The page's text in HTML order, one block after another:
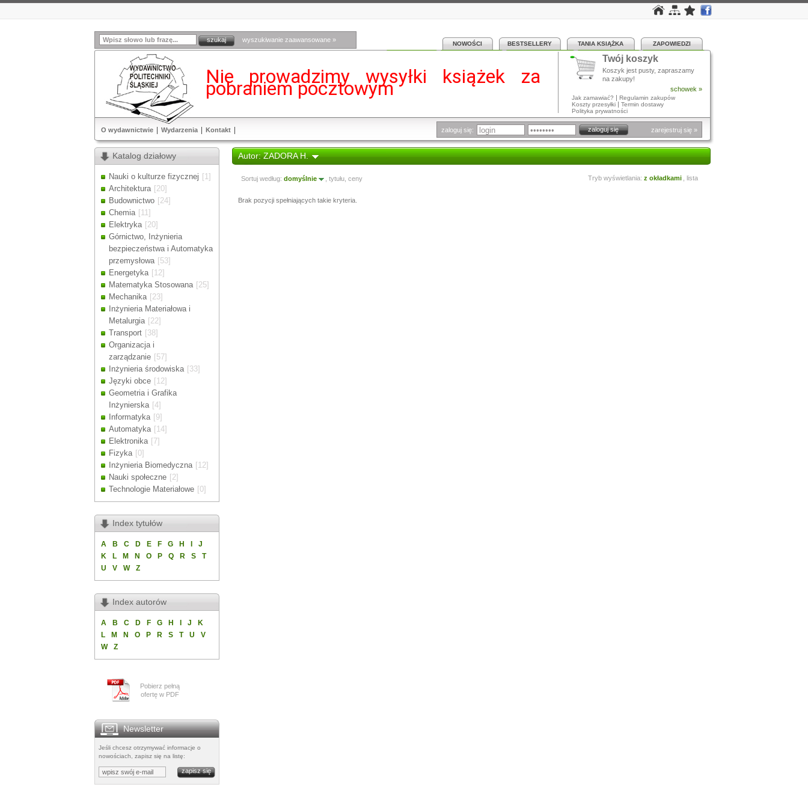
wyszukiwanie zaawansowane »
NOWOŚCI BESTSELLERY TANIA KSIĄŻKA ZAPOWIEDZI
Nie prowadzimy wysyłki książek za
pobraniem pocztowym
Drodzy Klienci!
Twój koszyk
Koszyk jest pusty, zapraszamy
na zakupy!
schowek »
Jak zamawiać? | Regulamin zakupów
Koszty przesyłki | Termin dostawy
Polityka prywatności
O wydawnictwie Wydarzenia Kontakt zaloguj się: zarejestruj się »
Katalog działowy
Nauki o kulturze fizycznej [1]
Architektura [20]
Budownictwo [24]
Chemia [11]
Elektryka [20]
Górnictwo, Inżynieria
bezpieczeństwa i Automatyka
przemysłowa [53]
Energetyka [12]
Matematyka Stosowana [25]
Mechanika [23]
Inżynieria Materiałowa i
Metalurgia [22]
Transport [38]
Organizacja i
zarządzanie [57]
Inżynieria środowiska [33]
Języki obce [12]
Geometria i Grafika
Inżynierska [4]
Informatyka [9]
Automatyka [14]
Elektronika [7]
Fizyka [0]
Inżynieria Biomedyczna [12]
Nauki społeczne [2]
Technologie Materiałowe [0]
Index tytułów
A B C D E F G H
J
K
L M N O P Q R S
T
U
V W Z
Index autorów
A B C D F G H J
K
L
M N O P R S T U
V
W
Z
Pobierz pełną
ofertę w PDF
Newsletter
Jeśli chcesz otrzymywać informacje o
nowościach, zapisz się na listę:
Autor: ZADORA H.
Sortuj według: domyślnie tytułu, ceny Tryb wyświetlania: z okładkami lista
Brak pozycji spełniających takie kryteria.